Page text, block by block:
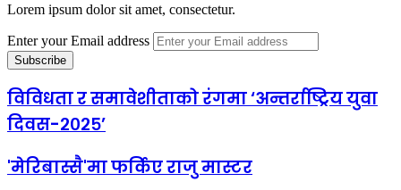
Lorem ipsum dolor sit amet, consectetur.
Enter your Email address
विविधता र समावेशीताको रंगमा ‘अन्तर्राष्ट्रिय युवा
दिवस-२०२५’
'मेरिबास्सै'मा फर्किए राजु मास्टर